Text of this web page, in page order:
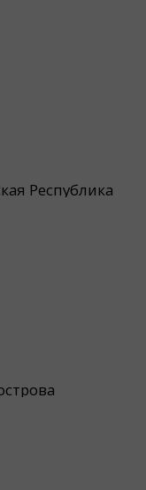
Республика